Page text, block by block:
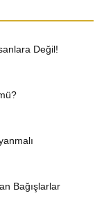
Değil!
Bağışlarlar